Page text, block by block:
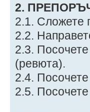
2.
2.1. Сложете
2.2.
2.3.
(ревюта).
2.4.
2.5.